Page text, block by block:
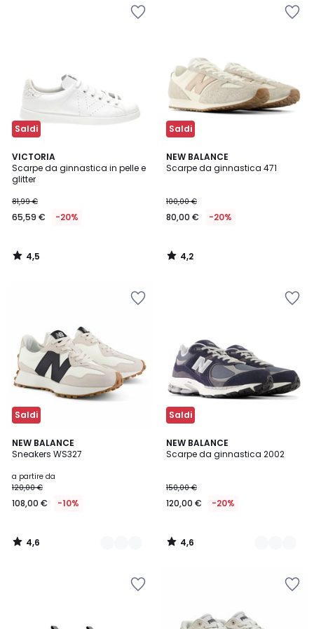
Saldi
VICTORIA
Scarpe da ginnastica in pelle e
glitter
81,99 €
65,59 € -20%
4,5
/ 5
4,5
/
Saldi
NEW BALANCE
Scarpe da ginnastica 471
100,00 €
80,00 € -20%
4,2
/ 5
4,2
/
Saldi
NEW BALANCE
Sneakers WS327
a partire da
120,00 €
108,00 € -10%
4,6
/ 5
3
Colori
4,6
/
Saldi
NEW BALANCE
Scarpe da ginnastica 2002
150,00 €
120,00 € -20%
4,6
/ 5
3
Colori
4,6
/